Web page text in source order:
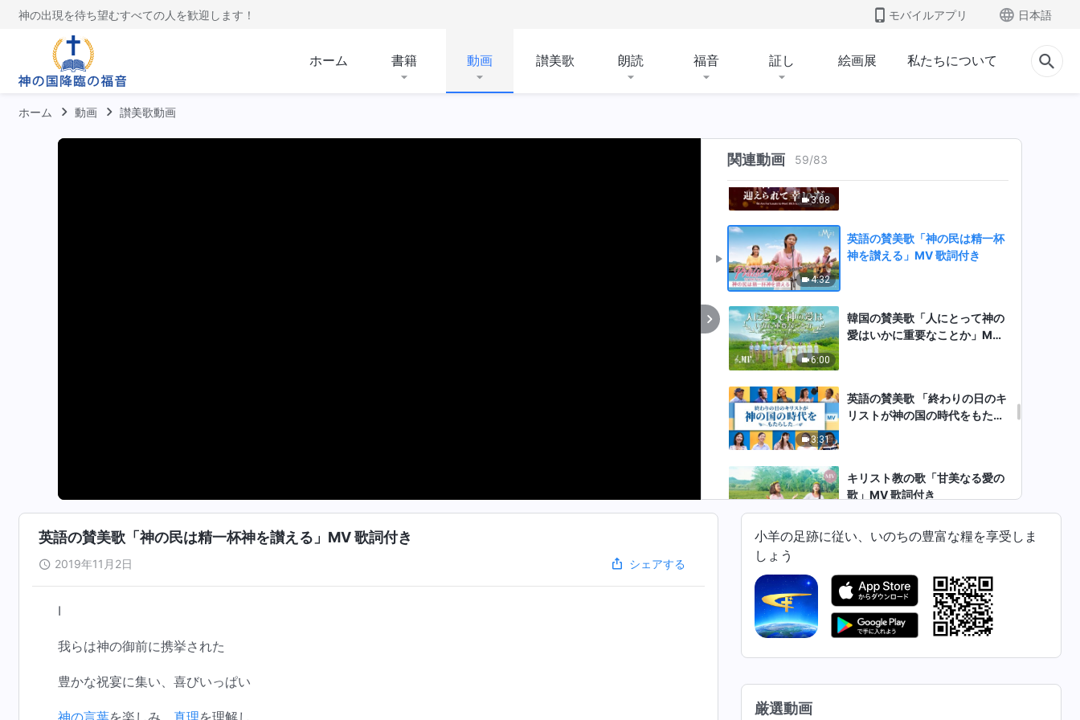
神の出現を待ち望むすべての人を歓迎します！ モバイルアプリ 日本語
ホーム 書籍 動画 讃美歌 朗読 福音 証し 絵画展 私たちについて
ホーム 動画 讃美歌動画
関連動画 59/83
がこの人類にあわれみを持つ」
3:08
4:32
英語の賛美歌「神の民は精一杯
神を讃える」MV 歌詞付き
6:00
韓国の賛美歌「人にとって神の
愛はいかに重要なことか」MV
3:31
英語の賛美歌 「終わりの日のキ
リストが神の国の時代をもたら
キリスト教の歌「甘美なる愛の
歌」MV 歌詞付き
3:32
を見た」日本語字幕（MV）
キリスト教 賛美歌「全ての創
造物は神の支配の下に来なけれ
詞付き）
英語の賛美歌「神の民は精一杯神を讃える」MV 歌詞付き
2019年11月2日 シェアする
Ⅰ
我らは神の御前に携挙された
豊かな祝宴に集い、喜びいっぱい
神の言葉を楽しみ、 真理を理解し
小羊の足跡に従い、いのちの豊富な糧を享受しま
しょう
厳選動画